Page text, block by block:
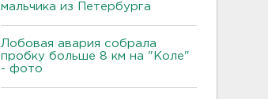
мальчика из Петербурга
Лобовая авария собрала
пробку больше 8 км на "Коле"
- фото